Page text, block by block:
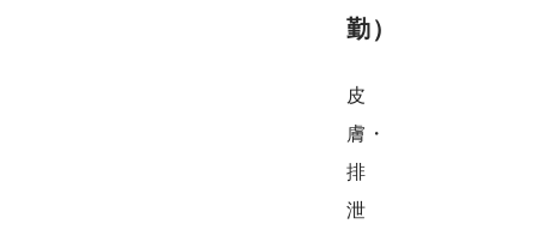
勤）
皮
膚・
排
泄